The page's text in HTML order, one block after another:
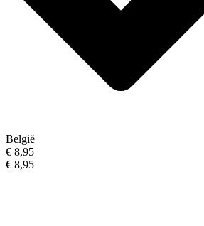
België
€ 8,95
€ 8,95